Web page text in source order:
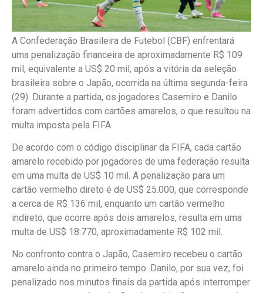
A Confederação Brasileira de Futebol (CBF) enfrentará
uma penalização financeira de aproximadamente R$ 109
mil, equivalente a US$ 20 mil, após a vitória da seleção
brasileira sobre o Japão, ocorrida na última segunda-feira
(29). Durante a partida, os jogadores Casemiro e Danilo
foram advertidos com cartões amarelos, o que resultou na
multa imposta pela FIFA.
De acordo com o código disciplinar da FIFA, cada cartão
amarelo recebido por jogadores de uma federação resulta
em uma multa de US$ 10 mil. A penalização para um
cartão vermelho direto é de US$ 25.000, que corresponde
a cerca de R$ 136 mil, enquanto um cartão vermelho
indireto, que ocorre após dois amarelos, resulta em uma
multa de US$ 18.770, aproximadamente R$ 102 mil.
No confronto contra o Japão, Casemiro recebeu o cartão
amarelo ainda no primeiro tempo. Danilo, por sua vez, foi
penalizado nos minutos finais da partida após interromper